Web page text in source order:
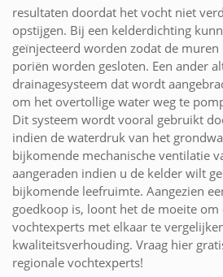
resultaten doordat het vocht niet
opstijgen. Bij een kelderdichting
geïnjecteerd worden zodat de
poriën worden gesloten. Een ander
drainagesysteem dat wordt
om het overtollige water weg te
Dit systeem wordt vooral gebruikt
indien de waterdruk van het
bijkomende mechanische ventilatie
aangeraden indien u de kelder wilt
bijkomende leefruimte. Aangezien
goedkoop is, loont het de moeite
vochtexperts met elkaar te
kwaliteitsverhouding. Vraag hier
regionale vochtexperts!